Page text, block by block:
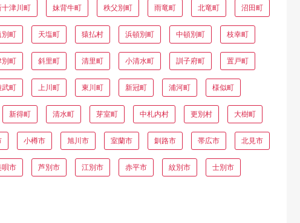
十津川町 妹背牛町 秩父別町 雨竜町 北竜町 沼田町
別町 天塩町 猿払村 浜頓別町 中頓別町 枝幸町
別町 斜里町 清里町 小清水町 訓子府町 置戸町
武町 上川町 東川町 新冠町 浦河町 様似町
新得町 清水町 芽室町 中札内村 更別村 大樹町
小樽市 旭川市 室蘭市 釧路市 帯広市 北見市
唄市 芦別市 江別市 赤平市 紋別市 士別市